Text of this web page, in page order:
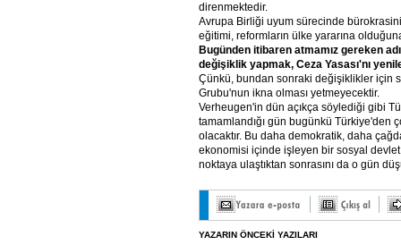
direnmektedir.
Avrupa Birliği uyum sürecinde
eğitimi, reformların ülke yararına
Bugünden itibaren atmamız gereken
değişiklik yapmak, Ceza Yasası'nı
Çünkü, bundan sonraki değişiklikler için
Grubu'nun ikna olması yetmeyecektir.
Verheugen'in dün açıkça söylediği gibi
tamamlandığı gün bugünkü Türkiye'den
olacaktır. Bu daha demokratik, daha
ekonomisi içinde işleyen bir sosyal
noktaya ulaştıktan sonrasını da o gün
YAZARIN ÖNCEKİ YAZILARI